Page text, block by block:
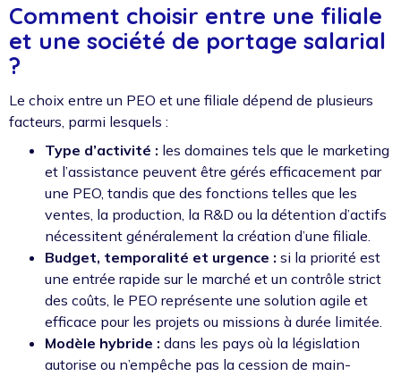
Comment choisir entre une filiale
et une société de portage salarial
?
Le choix entre un PEO et une filiale dépend de plusieurs
facteurs, parmi lesquels :
Type d’activité : les domaines tels que le marketing
et l’assistance peuvent être gérés efficacement par
une PEO, tandis que des fonctions telles que les
ventes, la production, la R&D ou la détention d’actifs
nécessitent généralement la création d’une filiale.
Budget, temporalité et urgence : si la priorité est
une entrée rapide sur le marché et un contrôle strict
des coûts, le PEO représente une solution agile et
efficace pour les projets ou missions à durée limitée.
Modèle hybride : dans les pays où la législation
autorise ou n’empêche pas la cession de main-